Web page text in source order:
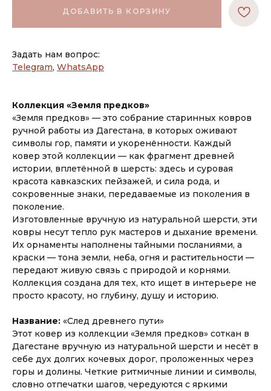
ДОБАВИТЬ В КОРЗИНУ
Задать нам вопрос:
Telegram, WhatsApp
Коллекция «Земля предков»
«Земля предков» — это собрание старинных ковров
ручной работы из Дагестана, в которых оживают
символы гор, памяти и укоренённости. Каждый
ковер этой коллекции — как фрагмент древней
истории, вплетённой в шерсть: здесь и суровая
красота кавказских пейзажей, и сила рода, и
сокровенные знаки, передаваемые из поколения в
поколение.
Изготовленные вручную из натуральной шерсти, эти
ковры несут тепло рук мастеров и дыхание времени.
Их орнаменты наполнены тайными посланиями, а
краски — тона земли, неба, огня и растительности —
передают живую связь с природой и корнями.
Коллекция создана для тех, кто ищет в интерьере не
просто красоту, но глубину, душу и историю.
Название: «След древнего пути»
Этот ковер из коллекции «Земля предков» соткан в
Дагестане вручную из натуральной шерсти и несёт в
себе дух долгих кочевых дорог, проложенных через
горы и долины. Четкие ритмичные линии и символы,
словно отпечатки шагов, чередуются с яркими